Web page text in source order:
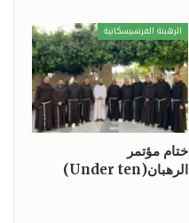
الرهبنة الفرنسيسكانية
ختام مؤتمر
الرهبان(Under ten)